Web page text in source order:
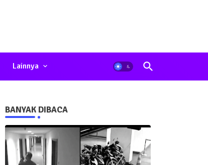
Lainnya
BANYAK DIBACA